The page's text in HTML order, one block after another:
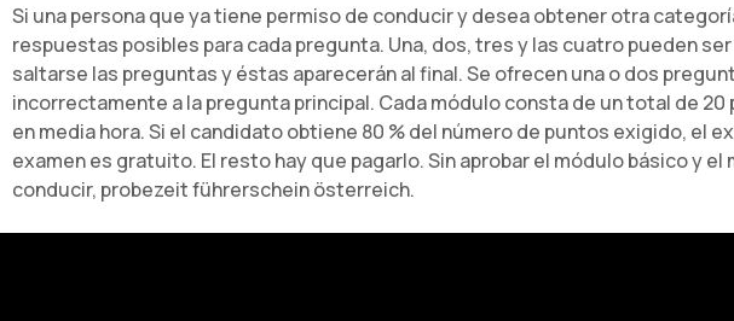
Si una persona que ya tiene permiso de conducir y desea obtener otra
respuestas posibles para cada pregunta. Una, dos, tres y las cuatro pueden
saltarse las preguntas y éstas aparecerán al final. Se ofrecen una o dos
incorrectamente a la pregunta principal. Cada módulo consta de un total de
en media hora. Si el candidato obtiene 80 % del número de puntos exigido, el
examen es gratuito. El resto hay que pagarlo. Sin aprobar el módulo básico y
conducir, probezeit führerschein österreich.